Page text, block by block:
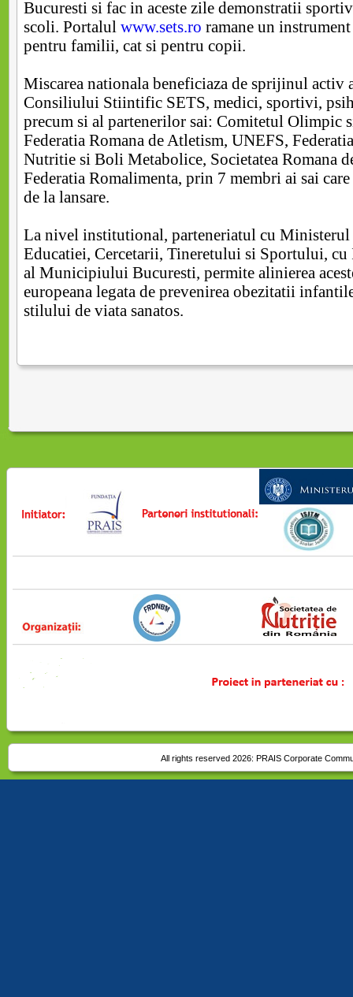
Bucuresti si fac in aceste zile demonstratii
scoli. Portalul www.sets.ro ramane un
pentru familii, cat si pentru copii.
Miscarea nationala beneficiaza de sprijinul activ
Consiliului Stiintific SETS, medici, sportivi,
precum si al partenerilor sai: Comitetul Olimpic
Federatia Romana de Atletism, UNEFS,
Nutritie si Boli Metabolice, Societatea Romana
Federatia Romalimenta, prin 7 membri ai sai
de la lansare.
La nivel institutional, parteneriatul cu
Educatiei, Cercetarii, Tineretului si Sportului, cu
al Municipiului Bucuresti, permite alinierea
europeana legata de prevenirea obezitatii
stilului de viata sanatos.
All rights reserved 2026: PRAIS Corporate